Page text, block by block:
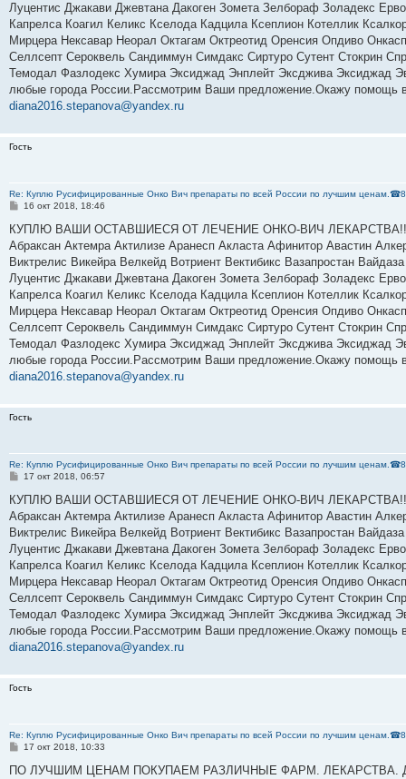
и
е
Луцентис Джакави Джевтана Дакоген Зомета Зелбораф Золадекс
Капрелса Коагил Келикс Кселода Кадцила Ксеплион Котеллик
Мирцера Нексавар Неорал Октагам Октреотид Оренсия Опдиво
Селлсепт Сероквель Сандиммун Симдакс Сиртуро Сутент Стокрин
Темодал Фазлодекс Хумира Эксиджад Энплейт Эксджива Эксиджад
любые города России.Рассмотрим Ваши предложение.Окажу помощь
diana2016.stepanova@yandex.ru
Гость
Re: Куплю Русифицированные Онко Вич препараты по всей России по лучшим
С
о
щ
е
и
е
16 окт 2018, 18:46
КУПЛЮ ВАШИ ОСТАВШИЕСЯ ОТ ЛЕЧЕНИЕ ОНКО-ВИЧ ЛЕКАРСТВА!!! По
Абраксан Актемра Актилизе Аранесп Акласта Афинитор Авастин
Виктрелис Викейра Велкейд Вотриент Вектибикс Вазапростан
Луцентис Джакави Джевтана Дакоген Зомета Зелбораф Золадекс
Капрелса Коагил Келикс Кселода Кадцила Ксеплион Котеллик
Мирцера Нексавар Неорал Октагам Октреотид Оренсия Опдиво
Селлсепт Сероквель Сандиммун Симдакс Сиртуро Сутент Стокрин
Темодал Фазлодекс Хумира Эксиджад Энплейт Эксджива Эксиджад
любые города России.Рассмотрим Ваши предложение.Окажу помощь
diana2016.stepanova@yandex.ru
Гость
Re: Куплю Русифицированные Онко Вич препараты по всей России по лучшим
С
о
щ
е
и
е
17 окт 2018, 06:57
КУПЛЮ ВАШИ ОСТАВШИЕСЯ ОТ ЛЕЧЕНИЕ ОНКО-ВИЧ ЛЕКАРСТВА!!! По
Абраксан Актемра Актилизе Аранесп Акласта Афинитор Авастин
Виктрелис Викейра Велкейд Вотриент Вектибикс Вазапростан
Луцентис Джакави Джевтана Дакоген Зомета Зелбораф Золадекс
Капрелса Коагил Келикс Кселода Кадцила Ксеплион Котеллик
Мирцера Нексавар Неорал Октагам Октреотид Оренсия Опдиво
Селлсепт Сероквель Сандиммун Симдакс Сиртуро Сутент Стокрин
Темодал Фазлодекс Хумира Эксиджад Энплейт Эксджива Эксиджад
любые города России.Рассмотрим Ваши предложение.Окажу помощь
diana2016.stepanova@yandex.ru
Гость
Re: Куплю Русифицированные Онко Вич препараты по всей России по лучшим
С
о
17 окт 2018, 10:33
ПО ЛУЧШИМ ЦЕНАМ ПОКУПАЕМ РАЗЛИЧНЫЕ ФАРМ. ЛЕКАРСТВА.